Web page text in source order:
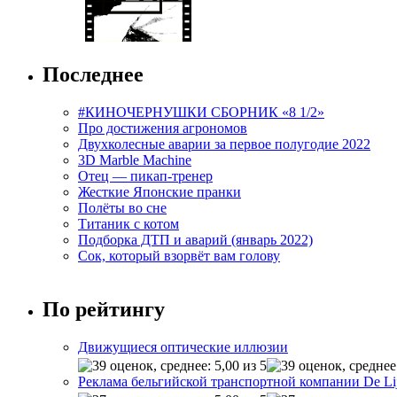
Последнее
#КИНОЧЕРНУШКИ СБОРНИК «8 1/2»
Про достижения агрономов
Двухколесные аварии за первое полугодие 2022
3D Marble Machine
Отец — пикап-тренер
Жесткие Японские пранки
Полёты во сне
Титаник с котом
Подборка ДТП и аварий (январь 2022)
Сок, который взорвёт вам голову
По рейтингу
Движущиеся оптические иллюзии
Реклама бельгийской транспортной компании De